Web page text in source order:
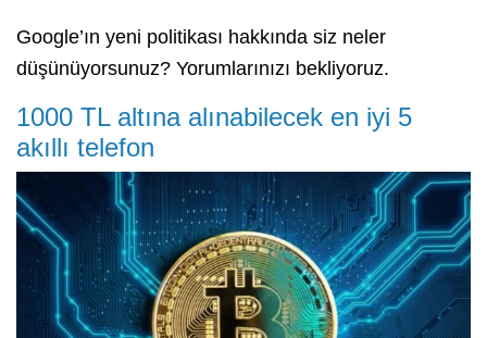
Google’ın yeni politikası hakkında siz neler
düşünüyorsunuz? Yorumlarınızı bekliyoruz.
1000 TL altına alınabilecek en iyi 5
akıllı telefon